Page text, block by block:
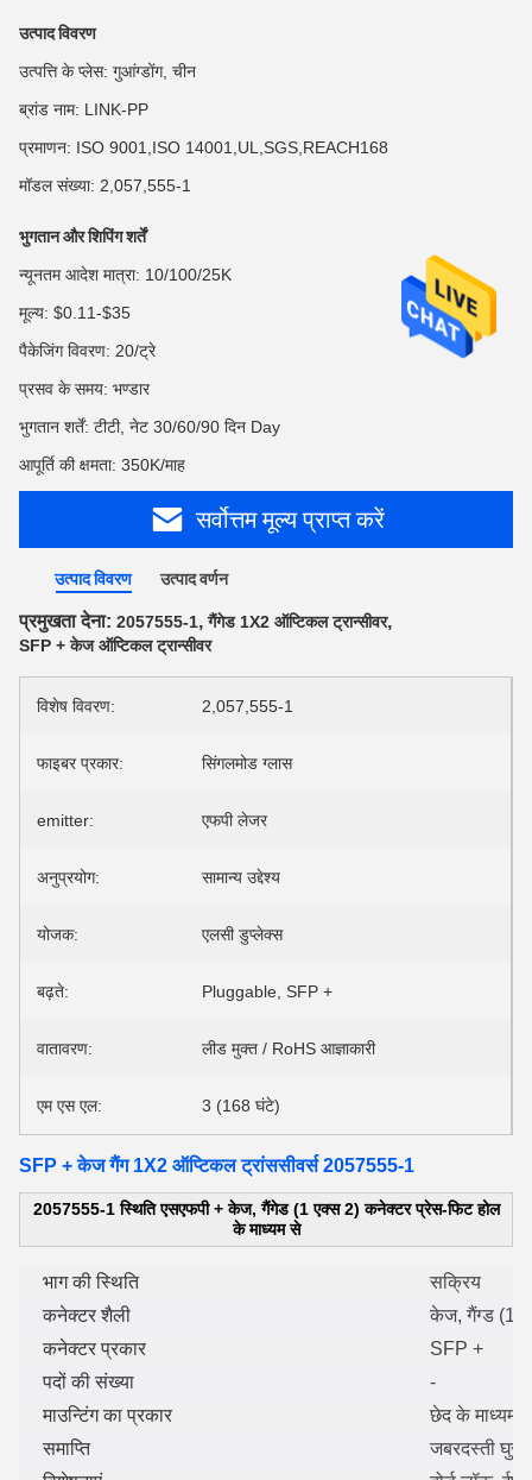
उत्पाद विवरण
उत्पत्ति के प्लेस: गुआंग्डोंग, चीन
ब्रांड नाम: LINK-PP
प्रमाणन: ISO 9001,ISO 14001,UL,SGS,REACH168
मॉडल संख्या: 2,057,555-1
भुगतान और शिपिंग शर्तें
न्यूनतम आदेश मात्रा: 10/100/25K
मूल्य: $0.11-$35
पैकेजिंग विवरण: 20/ट्रे
प्रसव के समय: भण्डार
भुगतान शर्तें: टीटी, नेट 30/60/90 दिन Day
आपूर्ति की क्षमता: 350K/माह
सर्वोत्तम मूल्य प्राप्त करें
उत्पाद विवरण उत्पाद वर्णन
प्रमुखता देना: 2057555-1,गैंगेड 1X2 ऑप्टिकल ट्रान्सीवर,
SFP + केज ऑप्टिकल ट्रान्सीवर
विशेष विवरण: 2,057,555-1
फाइबर प्रकार: सिंगलमोड ग्लास
emitter: एफपी लेजर
अनुप्रयोग: सामान्य उद्देश्य
योजक: एलसी डुप्लेक्स
बढ़ते: Pluggable, SFP +
वातावरण: लीड मुक्त / RoHS आज्ञाकारी
एम एस एल: 3 (168 घंटे)
SFP + केज गैंग 1X2 ऑप्टिकल ट्रांससीवर्स 2057555-1
2057555-1 स्थिति एसएफपी + केज, गैंगेड (1 एक्स 2) कनेक्टर प्रेस-फिट होल
के माध्यम से
भाग की स्थिति
सक्रिय
कनेक्टर शैली
केज, गैंग्ड (1
कनेक्टर प्रकार
SFP +
पदों की संख्या
-
माउन्टिंग का प्रकार
छेद के माध्यम
समाप्ति
जबरदस्ती